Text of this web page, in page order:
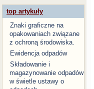
top artykuły
Znaki graficzne na
opakowaniach związane
z ochroną środowiska.
Ewidencja odpadów
Składowanie i
magazynowanie odpadów
w świetle ustawy o